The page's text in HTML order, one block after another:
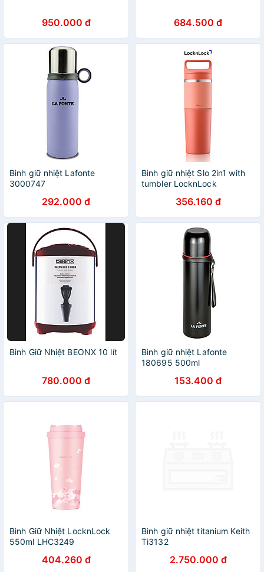
950.000 đ 684.500 đ
Bình giữ nhiệt Lafonte
3000747
292.000 đ
Bình giữ nhiệt Slo 2in1 with
tumbler LocknLock
cốc nhựa) 600ml
356.160 đ
Bình Giữ Nhiệt BEONX 10 lít
780.000 đ
Bình giữ nhiệt Lafonte
180695 500ml
153.400 đ
Bình Giữ Nhiệt LocknLock
550ml LHC3249
404.260 đ
Bình giữ nhiệt titanium Keith
Ti3132
2.750.000 đ